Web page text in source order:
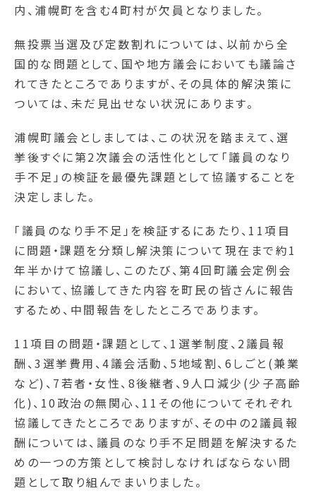
内、浦幌町を含む4町村が欠員となりました。
無投票当選及び定数割れについては、以前から全
国的な問題として、国や地方議会においても議論さ
れてきたところでありますが、その具体的解決策に
ついては、未だ見出せない状況にあります。
浦幌町議会としましては、この状況を踏まえて、選
挙後すぐに第2次議会の活性化として「議員のなり
手不足」の検証を最優先課題として協議することを
決定しました。
「議員のなり手不足」を検証するにあたり、11項目
に問題・課題を分類し解決策について現在まで約1
年半かけて協議し、このたび、第4回町議会定例会
において、協議してきた内容を町民の皆さんに報告
するため、中間報告をしたところであります。
11項目の問題・課題として、1選挙制度、2議員報
酬、3選挙費用、4議会活動、5地域割、6しごと(兼業
など)、7若者・女性、8後継者、9人口減少(少子高齢
化)、10政治の無関心、11その他についてそれぞれ
協議してきたところでありますが、その中の2議員報
酬については、議員のなり手不足問題を解決するた
めの一つの方策として検討しなければならない問
題として取り組んでまいりました。